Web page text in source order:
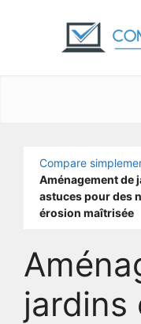
Compare
Aménagement de
astuces pour des
érosion maîtrisée
jardins